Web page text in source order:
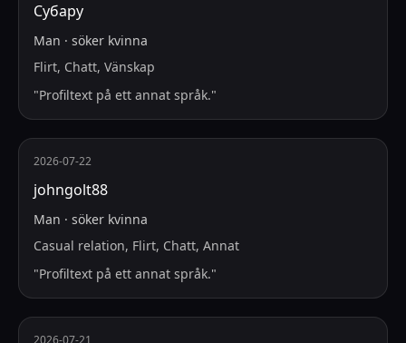
Субару
Man · söker kvinna
Flirt, Chatt, Vänskap
"Profiltext på ett annat språk."
2026-07-22
johngolt88
Man · söker kvinna
Casual relation, Flirt, Chatt, Annat
"Profiltext på ett annat språk."